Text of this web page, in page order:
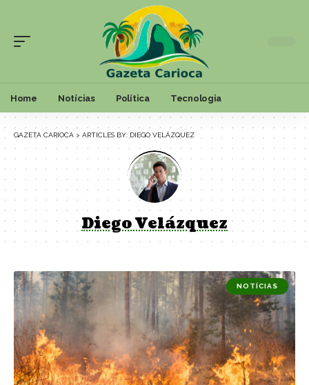
Home Notícias Política Tecnologia
GAZETA CARIOCA > ARTICLES BY: DIEGO VELÁZQUEZ
Diego Velázquez
NOTÍCIAS